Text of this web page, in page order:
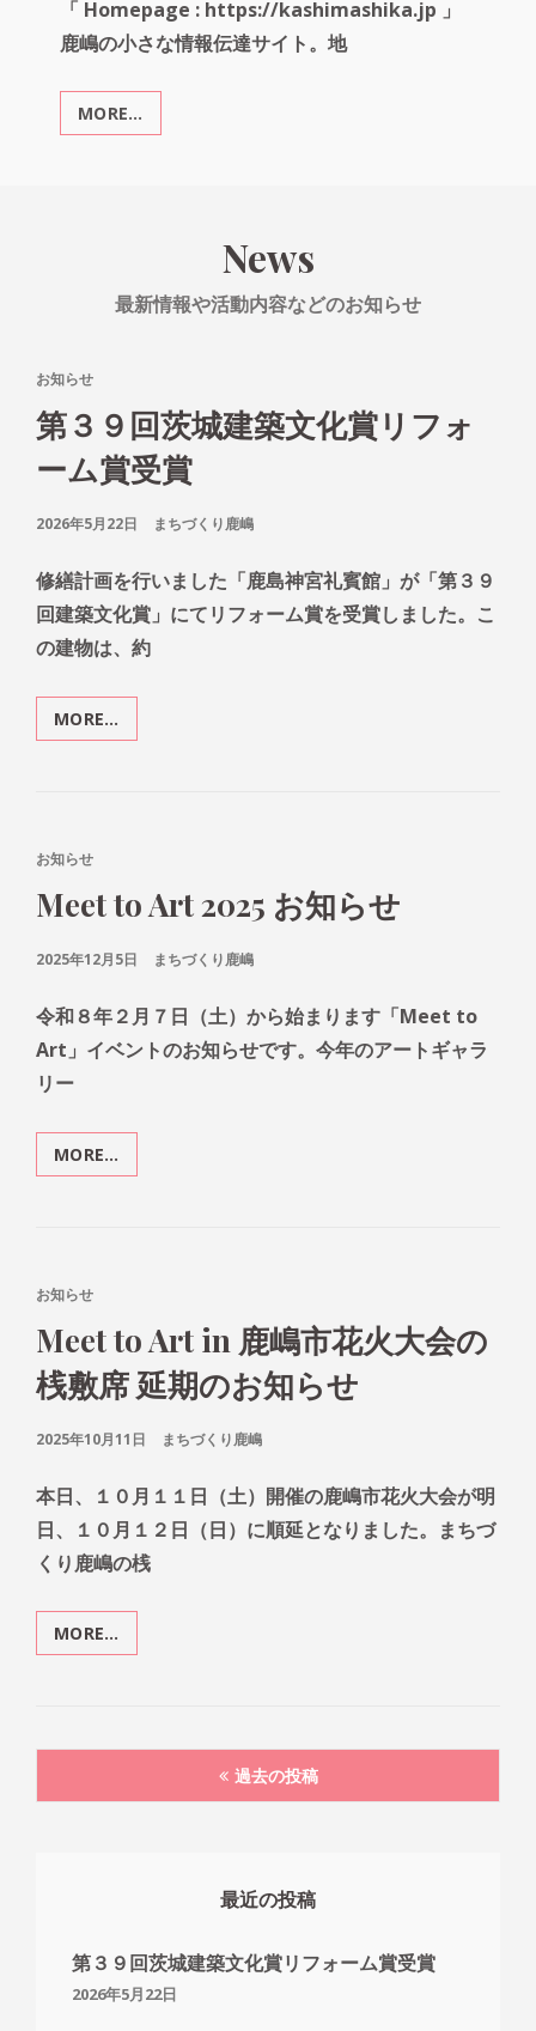
「 Homepage : https://kashimashika.jp 」
鹿嶋の小さな情報伝達サイト。地
MORE…
し
News
最新情報や活動内容などのお知らせ
CAT
LINKS
お知らせ
第３９回茨城建築文化賞リフォ
ーム賞受賞
POSTED
2026年5月22日 まちづくり鹿嶋
修繕計画を行いました「鹿島神宮礼賓館」が「第３９
回建築文化賞」にてリフォーム賞を受賞しました。こ
の建物は、約
MORE…
築
化
リ
フ
ォ
賞
賞
CAT
LINKS
お知らせ
Meet to Art 2025 お知らせ
POSTED
2025年12月5日 まちづくり鹿嶋
令和８年２月７日（土）から始まります「Meet to
Art」イベントのお知らせです。今年のアートギャラ
リー
MORE…
せ
CAT
LINKS
お知らせ
Meet to Art in 鹿嶋市花火大会の
桟敷席 延期のお知らせ
POSTED
2025年10月11日 まちづくり鹿嶋
本日、１０月１１日（土）開催の鹿嶋市花火大会が明
日、１０月１２日（日）に順延となりました。まちづ
くり鹿嶋の桟
MORE…
敷
席
稿
過去の投稿
最近の投稿
第３９回茨城建築文化賞リフォーム賞受賞
2026年5月22日